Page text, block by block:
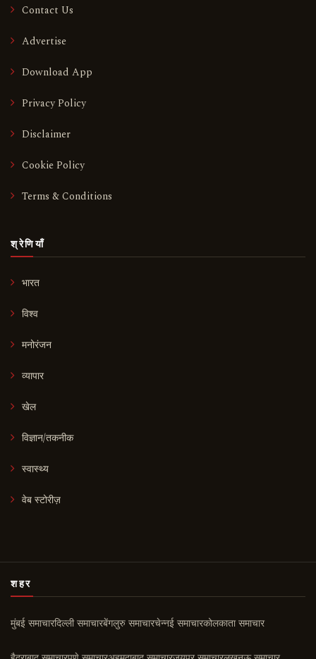
Contact Us
Advertise
Download App
Privacy Policy
Disclaimer
Cookie Policy
Terms & Conditions
श्रेणियाँ
भारत
विश्व
मनोरंजन
व्यापार
खेल
विज्ञान/तकनीक
स्वास्थ्य
वेब स्टोरीज़
शहर
मुंबई समाचारदिल्ली समाचारबेंगलुरु समाचारचेन्नई समाचारकोलकाता समाचार